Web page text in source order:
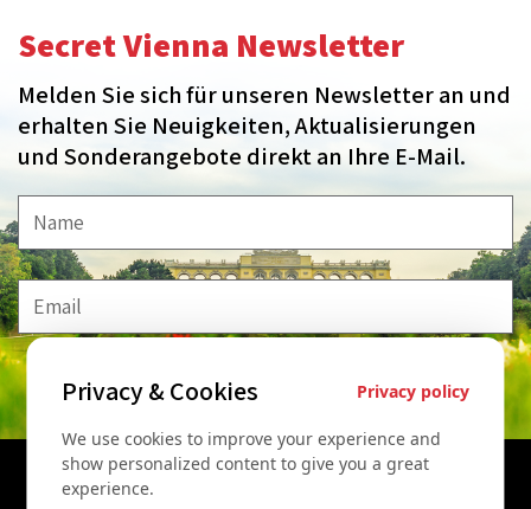
Secret Vienna Newsletter
Melden Sie sich für unseren Newsletter an und
erhalten Sie Neuigkeiten, Aktualisierungen
und Sonderangebote direkt an Ihre E-Mail.
MELDE MICH AN!
Privacy & Cookies Privacy policy
We use cookies to improve your experience and
show personalized content to give you a great
experience.